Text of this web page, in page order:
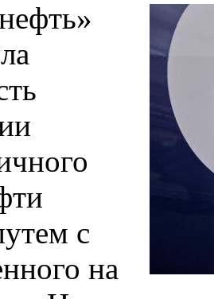
с
на